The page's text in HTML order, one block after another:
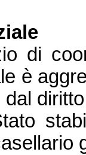
di
è